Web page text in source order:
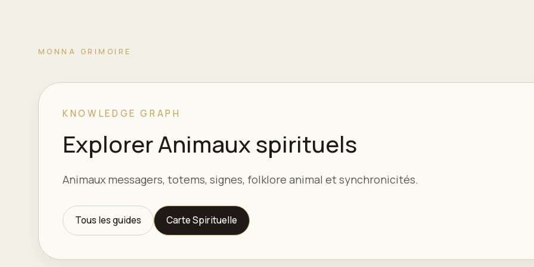
MONNA GRIMOIRE
KNOWLEDGE GRAPH
Explorer Animaux spirituels
Animaux messagers, totems, signes, folklore animal et synchronicités.
Tous les guides Carte Spirituelle